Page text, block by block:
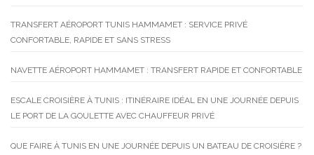
TRANSFERT AÉROPORT TUNIS HAMMAMET : SERVICE PRIVÉ
CONFORTABLE, RAPIDE ET SANS STRESS
NAVETTE AÉROPORT HAMMAMET : TRANSFERT RAPIDE ET CONFORTABLE
ESCALE CROISIÈRE À TUNIS : ITINÉRAIRE IDÉAL EN UNE JOURNÉE DEPUIS
LE PORT DE LA GOULETTE AVEC CHAUFFEUR PRIVÉ
QUE FAIRE À TUNIS EN UNE JOURNÉE DEPUIS UN BATEAU DE CROISIÈRE ?